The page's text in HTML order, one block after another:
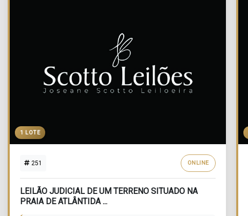
1 LOTE
251 ONLINE
LEILÃO JUDICIAL DE UM TERRENO SITUADO NA
PRAIA DE ATLÂNTIDA ...